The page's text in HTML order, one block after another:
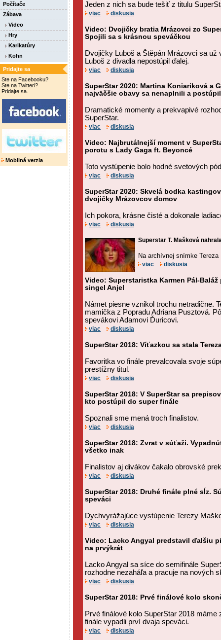
Počítače
Zábava
Video
Hry
Karikatúry
Kohn
Pridajte sa
Ste na Facebooku?
Ste na Twitteri?
Pridajte sa.
Mobilná verzia
Jeden z nich sa bude tešiť z titulu
viac diskusia
Video: Dvojičky bratia Mrázovci zo
Spojili sa s krásnou speváčkou
Dvojičky Luboš a Štěpán Mrázovci sa už
Luboš z divadla nepostúpil ďalej.
viac diskusia
SuperStar 2020: Martina Koniariková a
najväčšie obavy sa nenaplnili a
Dramatické momenty a prekvapivé
SuperStar.
viac diskusia
Video: Najbrutálnejší moment v
porotu s Lady Gaga ft. Beyoncé
Toto vystúpenie bolo hodné svetových
viac diskusia
SuperStar 2020: Skvelá bodka
dvojičky Mrázovcov domov
Ich pokora, krásne čisté a dokonale
viac diskusia
Superstar T. Mašková
Na archívnej snímke Tereza
viac diskusia
Video: Superstaristka Karmen Pál-
singel Anjel
Námet piesne vznikol trochu netradične.
mamička z Popradu Adriana Pusztová.
spevákovi Adamovi Ďuricovi.
viac diskusia
SuperStar 2018: Víťazkou sa stala
Favoritka vo finále prevalcovala svoje
prestížny titul.
viac diskusia
SuperStar 2018: V SuperStar sa
kto postúpil do super finále
Spoznali sme mená troch finalistov.
viac diskusia
SuperStar 2018: Zvrat v súťaži.
všetko inak
Finalistov aj divákov čakalo obrovské
viac diskusia
SuperStar 2018: Druhé finále plné sĺz.
speváci
Dychvyrážajúce vystúpenie Terezy
viac diskusia
Video: Lacko Angyal predstavil ďalšiu
na prvýkrát
Lacko Angyal sa síce do semifinále
rozhodne nezaháľa a pracuje na nových
viac diskusia
SuperStar 2018: Prvé finálové kolo
Prvé finálové kolo SuperStar 2018 máme
finále vypadli prví dvaja speváci.
viac diskusia